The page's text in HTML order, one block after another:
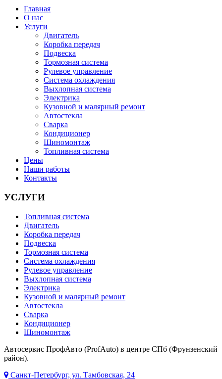
Главная
О нас
Услуги
Двигатель
Коробка передач
Подвеска
Тормозная система
Рулевое управление
Система охлаждения
Выхлопная система
Электрика
Кузовной и малярный ремонт
Автостекла
Сварка
Кондиционер
Шиномонтаж
Топливная система
Цены
Наши работы
Контакты
УСЛУГИ
Топливная система
Двигатель
Коробка передач
Подвеска
Тормозная система
Система охлаждения
Рулевое управление
Выхлопная система
Электрика
Кузовной и малярный ремонт
Автостекла
Сварка
Кондиционер
Шиномонтаж
Автосервис ПрофАвто (ProfAuto) в центре СПб (Фрунзенский
район).
Санкт-Петербург, ул. Тамбовская, 24